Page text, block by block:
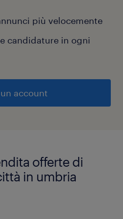
più velocemente
candidature in ogni
account
offerte di
in umbria